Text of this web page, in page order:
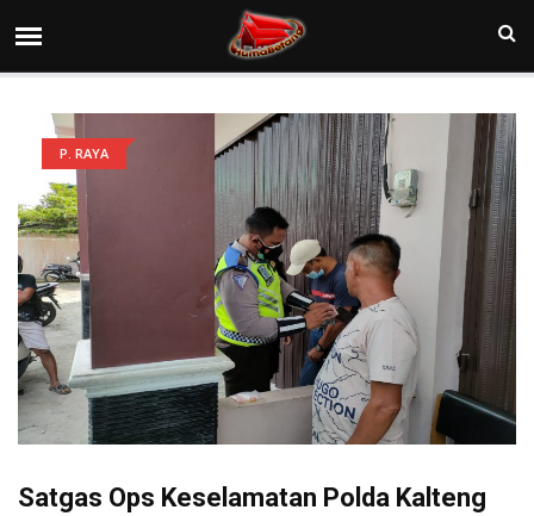
P. RAYA
Satgas Ops Keselamatan Polda Kalteng